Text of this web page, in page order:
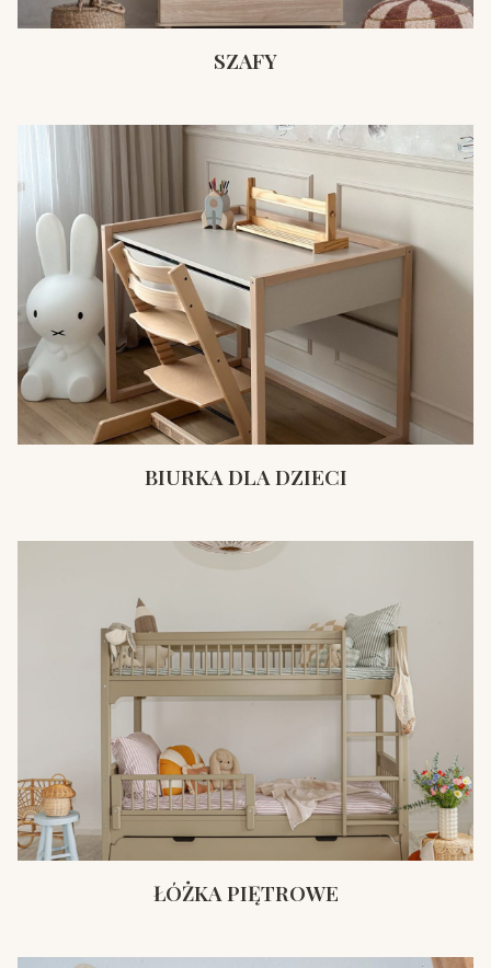
SZAFY
BIURKA DLA DZIECI
ŁÓŻKA PIĘTROWE